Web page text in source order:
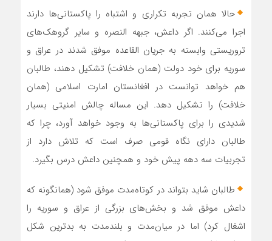
حالا همان تجربه تکراری و اشتباه را پاکستانی‌ها دارند
اجرا می‌کنند. اگر داعش، جبهه النصره و سایر گروهک‌های
تروریستی وابسته به جریان القاعده موفق شدند در عراق و
سوریه برای خود دولت (همان خلافت) تشکیل دهند، طالبان
هم خواهد توانست در افغانستان امارت اسلامی (همان
خلافت) را تشکیل دهد. این مساله چالش امنیتی بسیار
شدیدی را برای پاکستانی‌ها به وجود خواهد آورد، چرا که
طالبان دارای نگاه قومی صرف است که تلاش دارد از
تجربیات سه دهه پیش خود و همچنین داعش درس بگیرد.
طالبان شاید بتواند در کوتاه‌مدت موفق شود (همانگونه که
داعش موفق شد و بخش‌های بزرگی از عراق و سوریه را
اشغال کرد) اما در میان‌مدت و بلندمدت به بدترین شکل